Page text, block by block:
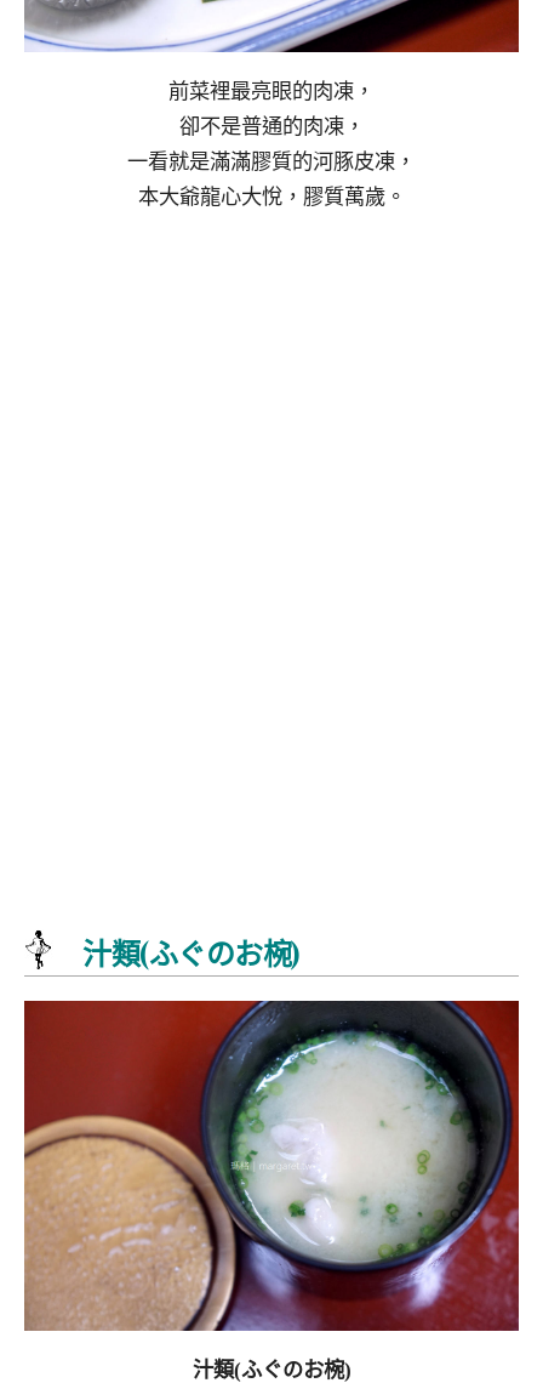
前菜裡最亮眼的肉凍，
卻不是普通的肉凍，
一看就是滿滿膠質的河豚皮凍，
本大爺龍心大悅，膠質萬歲。
汁類(ふぐのお椀)
汁類(ふぐのお椀)